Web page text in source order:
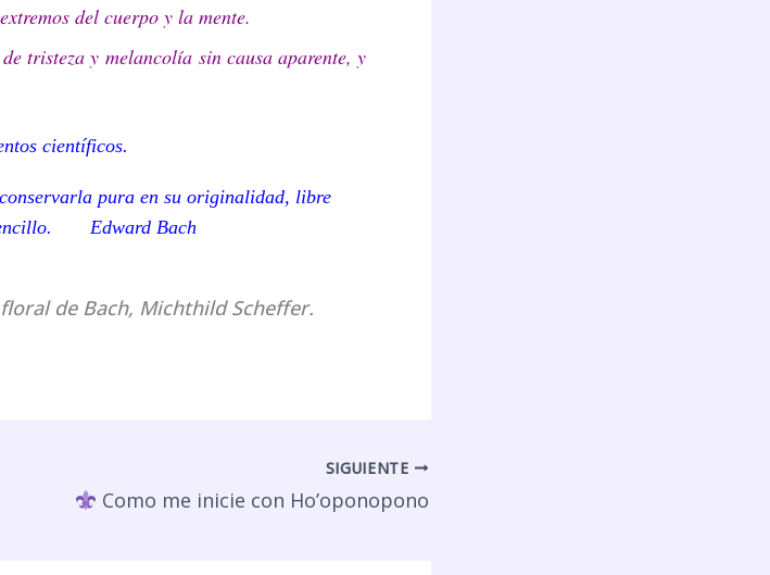
del cuerpo y la mente.
tristeza y melancolía sin causa aparente, y
científicos.
pura en su originalidad, libre
sencillo. Edward Bach
de Bach, Michthild Scheffer.
SIGUIENTE
Como me inicie con Ho’oponopono